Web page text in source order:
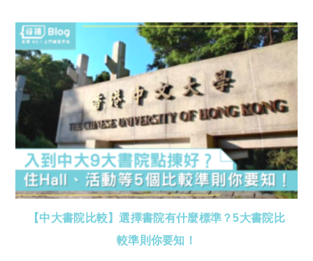
【中大書院比較】選擇書院有什麼標準？5大書院比
較準則你要知！